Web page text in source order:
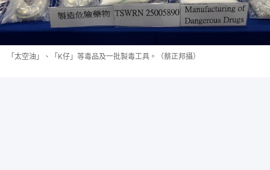
「太空油」、「K仔」等毒品及一批製毒工具。（蔡正邦攝）